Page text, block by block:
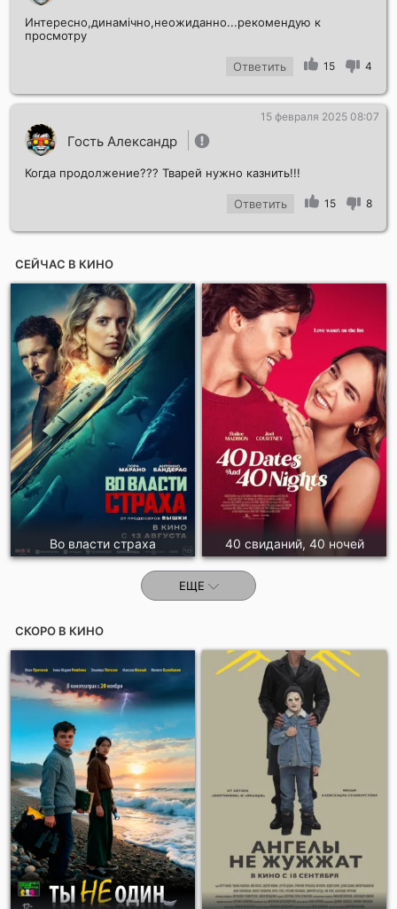
Интересно,динамічно,неожиданно...рекомендую к
просмотру
Ответить 15 4
Гость Александр
15 февраля 2025 08:07
Когда продолжение??? Тварей нужно казнить!!!
Ответить 15 8
СЕЙЧАС В КИНО
Во власти страха 40 свиданий, 40 ночей
ЕЩЕ
СКОРО В КИНО